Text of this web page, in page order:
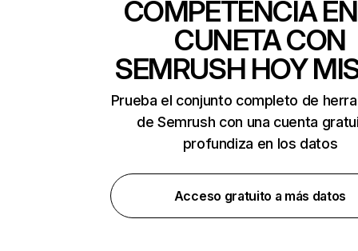
COMPETENCIA
CUNETA CON
SEMRUSH HOY
Prueba el conjunto completo de
de Semrush con una cuenta
profundiza en los datos
Acceso gratuito a más datos